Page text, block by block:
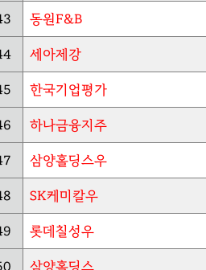
동원F&B
세아제강
한국기업평가
하나금융지주
삼양홀딩스우
SK케미칼우
롯데칠성우
삼양홀딩스